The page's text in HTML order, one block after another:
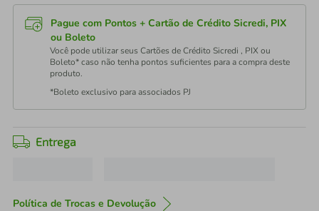
Pague com Pontos + Cartão de Crédito Sicredi, PIX
ou Boleto
Você pode utilizar seus Cartões de Crédito Sicredi , PIX ou
Boleto* caso não tenha pontos suficientes para a compra deste
produto.
*Boleto exclusivo para associados PJ
Entrega
Política de Trocas e Devolução